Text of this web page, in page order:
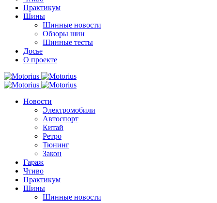
Практикум
Шины
Шинные новости
Обзоры шин
Шинные тесты
Досье
О проекте
Новости
Электромобили
Автоспорт
Китай
Ретро
Тюнинг
Закон
Гараж
Чтиво
Практикум
Шины
Шинные новости